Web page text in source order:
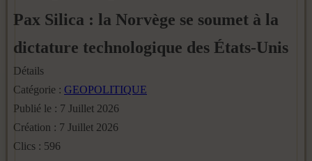
Pax Silica : la Norvège se soumet à la
dictature technologique des États-Unis
Détails
Catégorie : GEOPOLITIQUE
Publié le : 7 Juillet 2026
Création : 7 Juillet 2026
Clics : 596